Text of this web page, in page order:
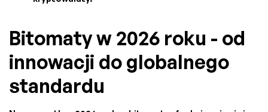
Bitomaty w 2026 roku - od
innowacji do globalnego
standardu